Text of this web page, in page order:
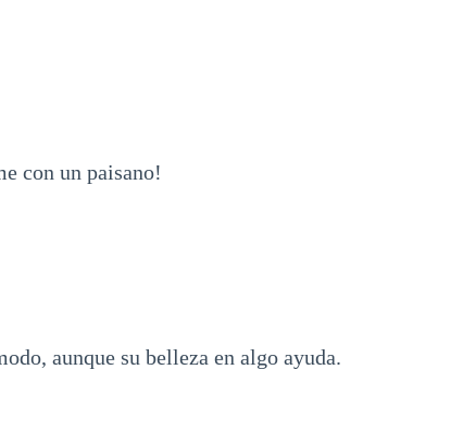
con un paisano!
aunque su belleza en algo ayuda.